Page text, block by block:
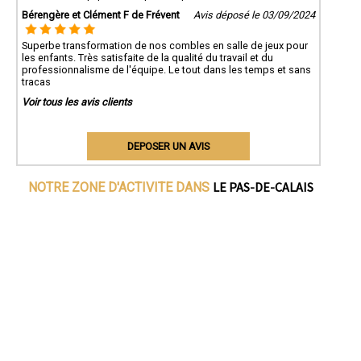
Bérengère et Clément F de Frévent
Avis déposé le 03/09/2024
Superbe transformation de nos combles en salle de jeux pour
les enfants. Très satisfaite de la qualité du travail et du
professionnalisme de l'équipe. Le tout dans les temps et sans
tracas
Voir tous les avis clients
DEPOSER UN AVIS
NOTRE ZONE D'ACTIVITE DANS LE PAS-DE-CALAIS